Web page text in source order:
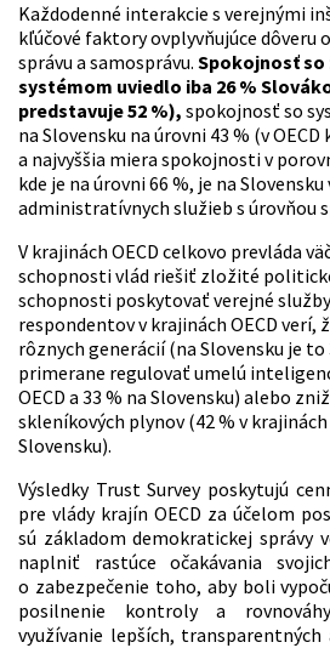
Každodenné interakcie s verejnými
kľúčové faktory ovplyvňujúce dôveru
správu a samosprávu. Spokojnosť
systémom uviedlo iba 26 %
predstavuje 52 %), spokojnosť so
na Slovensku na úrovni 43 % (v
a najvyššia miera spokojnosti v
kde je na úrovni 66 %, je na
administratívnych služieb s úrovňou
V krajinách OECD celkovo prevláda
schopnosti vlád riešiť zložité
schopnosti poskytovať verejné
respondentov v krajinách OECD verí,
rôznych generácií (na Slovensku je to
primerane regulovať umelú
OECD a 33 % na Slovensku) alebo
skleníkových plynov (42 % v krajinách
Slovensku).
Výsledky Trust Survey poskytujú
pre vlády krajín OECD za účelom
sú základom demokratickej správy
naplniť rastúce očakávania
o zabezpečenie toho, aby boli
posilnenie kontroly a
využívanie lepších,